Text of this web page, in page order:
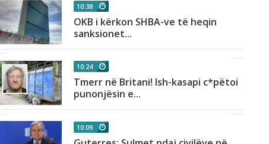
10:38
OKB i kërkon SHBA-ve të heqin
sanksionet...
10:24
Tmerr në Britani! Ish-kasapi c*pëtoi
punonjësin e...
10:09